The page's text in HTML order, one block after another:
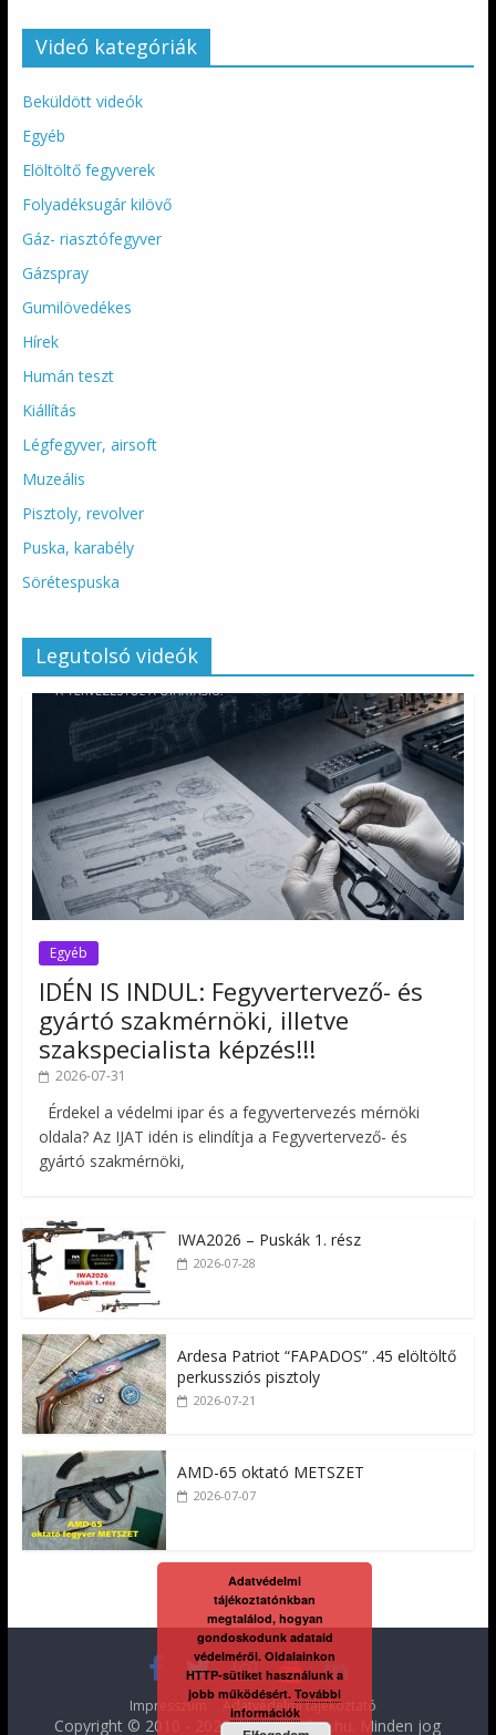
Videó kategóriák
Beküldött videók
Egyéb
Elöltöltő fegyverek
Folyadéksugár kilövő
Gáz- riasztófegyver
Gázspray
Gumilövedékes
Hírek
Humán teszt
Kiállítás
Légfegyver, airsoft
Muzeális
Pisztoly, revolver
Puska, karabély
Sörétespuska
Legutolsó videók
Egyéb
IDÉN IS INDUL: Fegyvertervező- és
gyártó szakmérnöki, illetve
szakspecialista képzés!!!
2026-07-31
Érdekel a védelmi ipar és a fegyvertervezés mérnöki
oldala? Az IJAT idén is elindítja a Fegyvertervező- és
gyártó szakmérnöki,
IWA2026 – Puskák 1. rész
2026-07-28
Ardesa Patriot “FAPADOS” .45 elöltöltő
perkussziós pisztoly
2026-07-21
AMD-65 oktató METSZET
2026-07-07
Impresszum Adatvédelmi tájékoztató
Copyright © 2010 - 2026FegyverVideo.hu . Minden jog
Adatvédelmi
tájékoztatónkban
megtalálod, hogyan
gondoskodunk adataid
védelméről. Oldalainkon
HTTP-sütiket használunk a
jobb működésért. További
információk